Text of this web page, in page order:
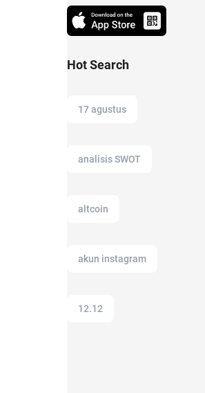
Hot Search
17 agustus
analisis SWOT
altcoin
akun instagram
12.12